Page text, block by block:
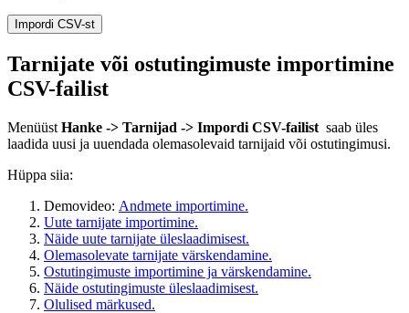
Impordi CSV-st
Tarnijate või ostutingimuste importimine
CSV-failist
Menüüst Hanke -> Tarnijad -> Impordi CSV-failist saab üles
laadida uusi ja uuendada olemasolevaid tarnijaid või ostutingimusi.
Hüppa siia:
Demovideo: Andmete importimine.
Uute tarnijate importimine.
Näide uute tarnijate üleslaadimisest.
Olemasolevate tarnijate värskendamine.
Ostutingimuste importimine ja värskendamine.
Näide ostutingimuste üleslaadimisest.
Olulised märkused.